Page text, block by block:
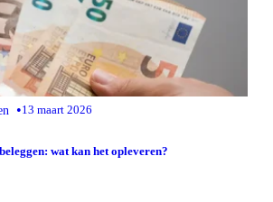
•13 maart 2026
wat kan het opleveren?